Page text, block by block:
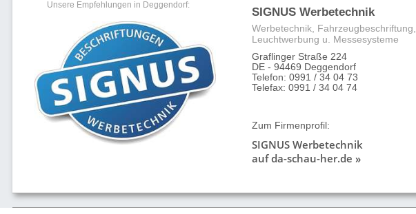
Unsere Empfehlungen in Deggendorf:
SIGNUS Werbetechnik
Werbetechnik, Fahrzeugbeschriftung,
Leuchtwerbung u. Messesysteme
Graflinger Straße 224
DE - 94469 Deggendorf
Telefon: 0991 / 34 04 73
Telefax: 0991 / 34 04 74
Zum Firmenprofil:
SIGNUS Werbetechnik
auf da-schau-her.de »